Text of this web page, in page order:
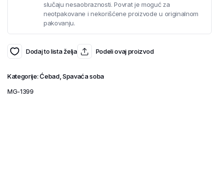
slučaju nesaobraznosti. Povrat je moguć za
neotpakovane i nekorišćene proizvode u originalnom
pakovanju.
Dodaj to lista želja Podeli ovaj proizvod
Kategorije:Ćebad, Spavaća soba
MG-1399